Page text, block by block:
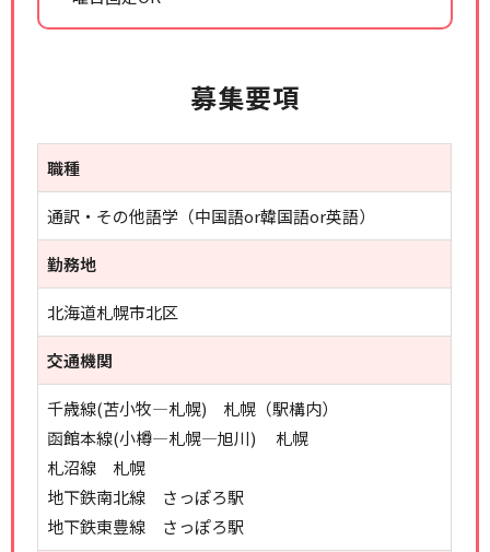
募集要項
職種
通訳・その他語学（中国語or韓国語or英語）
勤務地
北海道札幌市北区
交通機関
千歳線(苫小牧―札幌) 札幌（駅構内）
函館本線(小樽―札幌―旭川) 札幌
札沼線 札幌
地下鉄南北線 さっぽろ駅
地下鉄東豊線 さっぽろ駅